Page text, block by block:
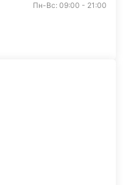
Пн-Вс: 09:00 - 21:00